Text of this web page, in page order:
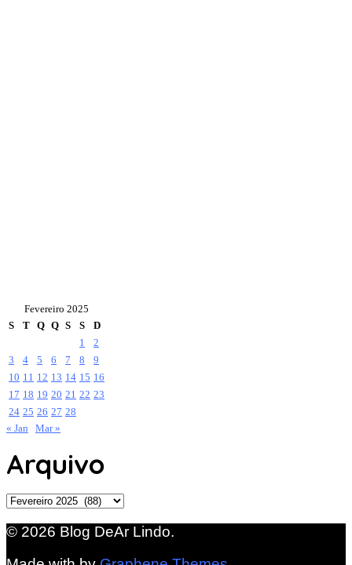
Fevereiro 2025
S
T Q Q S S
D
1
2
3
4 5 6 7 8
9
10 11 12 13 14 15 16
17 18 19 20 21 22 23
24 25 26 27 28
« Jan
Mar »
Arquivo
Arquivo
© 2026 Blog DeAr Lindo.